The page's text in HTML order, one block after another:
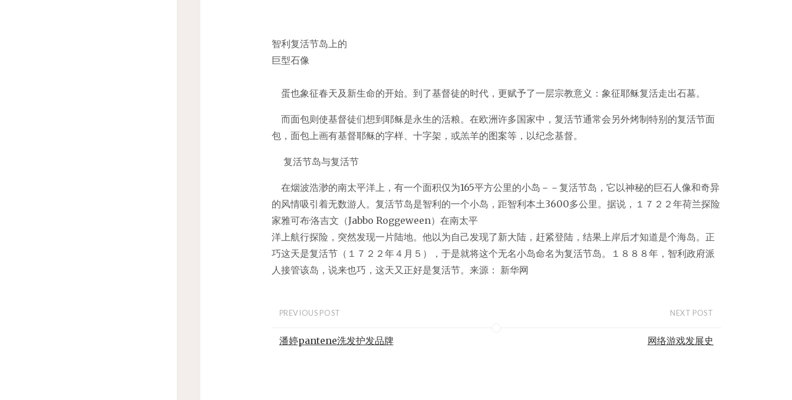
智利复活节岛上的
巨型石像
蛋也象征春天及新生命的开始。到了基督徒的时代，更赋予了一层宗教意义：象征耶稣复活走出石墓。
而面包则使基督徒们想到耶稣是永生的活粮。在欧洲许多国家中，复活节通常会另外烤制特别的复活节面
包，面包上画有基督耶稣的字样、十字架，或羔羊的图案等，以纪念基督。
复活节岛与复活节
在烟波浩渺的南太平洋上，有一个面积仅为165平方公里的小岛－－复活节岛，它以神秘的巨石人像和奇异
的风情吸引着无数游人。复活节岛是智利的一个小岛，距智利本土3600多公里。据说，１７２２年荷兰探险
家雅可布·洛吉文（Jabbo Roggeween）在南太平
洋上航行探险，突然发现一片陆地。他以为自己发现了新大陆，赶紧登陆，结果上岸后才知道是个海岛。正
巧这天是复活节（１７２２年４月５），于是就将这个无名小岛命名为复活节岛。１８８８年，智利政府派
人接管该岛，说来也巧，这天又正好是复活节。来源： 新华网
PREVIOUS POST
潘婷pantene洗发护发品牌
NEXT POST
网络游戏发展史